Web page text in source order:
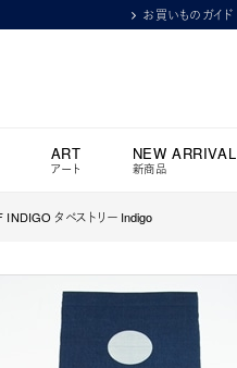
お買いものガイド
ART
アート
NEW ARRIVAL
新商品
INDIGO タペストリー Indigo